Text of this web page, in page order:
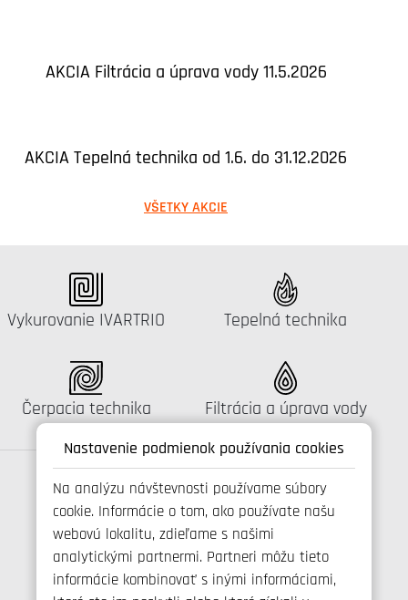
Nastavenie podmienok používania cookies
Na analýzu návštevnosti používame súbory
cookie. Informácie o tom, ako používate našu
webovú lokalitu, zdieľame s našimi
analytickými partnermi. Partneri môžu tieto
informácie kombinovať s inými informáciami,
AKCIA Filtrácia a úprava vody 11.5.2026
AKCIA Tepelná technika od 1.6. do 31.12.2026
VŠETKY AKCIE
Katalógus:
Vykurovanie IVARTRIO Katalógus:
Tepelná technika
Katalógus:
Čerpacia technika Katalógus:
Filtrácia a úprava vody
Spojte se s námi